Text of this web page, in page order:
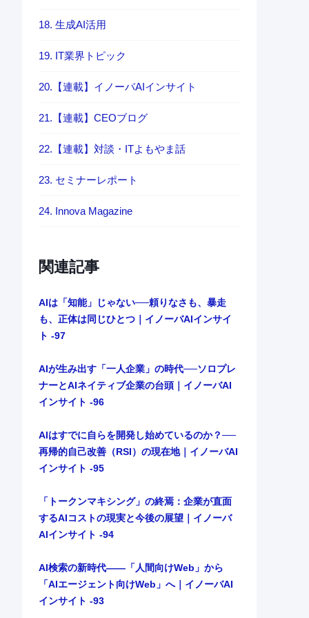
18. 生成AI活用
19. IT業界トピック
20.【連載】イノーバAIインサイト
21.【連載】CEOブログ
22.【連載】対談・ITよもやま話
23. セミナーレポート
24. Innova Magazine
関連記事
AIは「知能」じゃない──頼りなさも、暴走
も、正体は同じひとつ｜イノーバAIインサイ
ト -97
AIが生み出す「一人企業」の時代──ソロプレ
ナーとAIネイティブ企業の台頭｜イノーバAI
インサイト -96
AIはすでに自らを開発し始めているのか？──
再帰的自己改善（RSI）の現在地｜イノーバAI
インサイト -95
「トークンマキシング」の終焉：企業が直面
するAIコストの現実と今後の展望｜イノーバ
AIインサイト -94
AI検索の新時代――「人間向けWeb」から
「AIエージェント向けWeb」へ｜イノーバAI
インサイト -93